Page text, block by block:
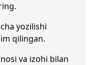
yozilishi
qilingan.
va izohi bilan